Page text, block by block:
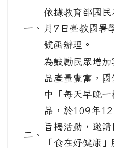
一、
依據教育部國
月7日臺教國
號函辦理。
二、
為鼓勵民眾增
品產量豐富，
中「每天早晚
品，於109年
旨揭活動，邀
「食在好健康